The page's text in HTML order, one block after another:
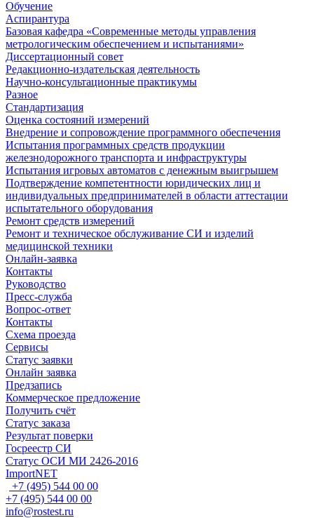
Обучение
Аспирантура
Базовая кафедра «Современные методы управления
метрологическим обеспечением и испытаниями»
Диссертационный совет
Редакционно-издательская деятельность
Научно-консультационные практикумы
Разное
Стандартизация
Оценка состояний измерений
Внедрение и сопровождение программного обеспечения
Испытания программных средств продукции
железнодорожного транспорта и инфраструктуры
Испытания игровых автоматов с денежным выигрышем
Подтверждение компетентности юридических лиц и
индивидуальных предпринимателей в области аттестации
испытательного оборудования
Ремонт средств измерений
Ремонт и техническое обслуживание СИ и изделий
медицинской техники
Онлайн-заявка
Контакты
Руководство
Пресс-служба
Вопрос-ответ
Контакты
Схема проезда
Сервисы
Статус заявки
Онлайн заявка
Предзапись
Коммерческое предложение
Получить счёт
Статус заказа
Результат поверки
Госреестр СИ
Статус ОСИ МИ 2426-2016
ImportNET
+7 (495) 544 00 00
+7 (495) 544 00 00
info@rostest.ru